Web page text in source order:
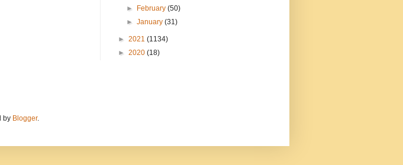
►
February(50)
►January(31)
► 2021 (1134)
► 2020 (18)
by Blogger.